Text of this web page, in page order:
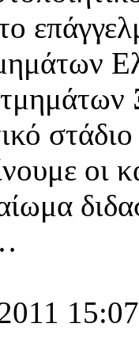
στάδιο
οι
15:07